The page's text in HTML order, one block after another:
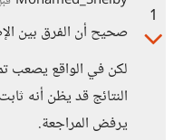
1
صحيح أن الفرق بين
لكن في الواقع يصعب
النتائج قد يظن أنه
يرفض المراجعة.